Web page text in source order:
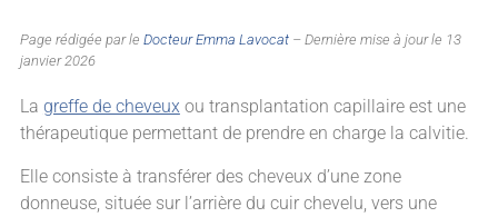
Page rédigée par le Docteur Emma Lavocat– Dernière mise à jour le 13
janvier 2026
La greffe de cheveux ou transplantation capillaire est une
thérapeutique permettant de prendre en charge la calvitie.
Elle consiste à transférer des cheveux d’une zone
donneuse, située sur l’arrière du cuir chevelu, vers une